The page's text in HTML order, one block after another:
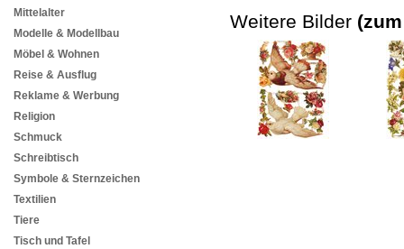
Mittelalter
Modelle & Modellbau
Möbel & Wohnen
Reise & Ausflug
Reklame & Werbung
Religion
Schmuck
Schreibtisch
Symbole & Sternzeichen
Textilien
Tiere
Tisch und Tafel
Weitere Bilder